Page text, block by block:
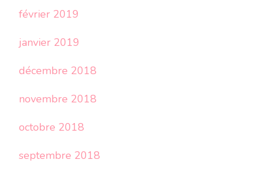
février 2019
janvier 2019
décembre 2018
novembre 2018
octobre 2018
septembre 2018